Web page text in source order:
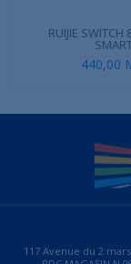
RUIJIE SWITCH
440,00
117 Avenue du 2